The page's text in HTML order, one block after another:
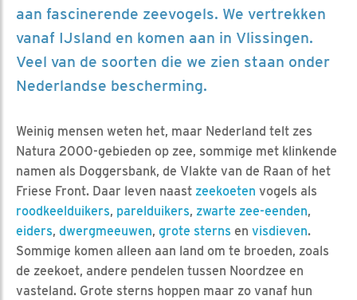
aan fascinerende zeevogels. We vertrekken
vanaf IJsland en komen aan in Vlissingen.
Veel van de soorten die we zien staan onder
Nederlandse bescherming.
Weinig mensen weten het, maar Nederland telt zes
Natura 2000-gebieden op zee, sommige met klinkende
namen als Doggersbank, de Vlakte van de Raan of het
Friese Front. Daar leven naast zeekoeten vogels als
roodkeelduikers, parelduikers, zwarte zee-eenden,
eiders, dwergmeeuwen, grote sterns en visdieven.
Sommige komen alleen aan land om te broeden, zoals
de zeekoet, andere pendelen tussen Noordzee en
vasteland. Grote sterns hoppen maar zo vanaf hun